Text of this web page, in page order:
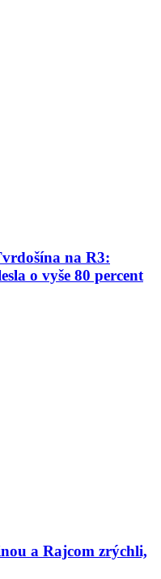
na R3:
o vyše 80 percent
a Rajcom zrýchli,